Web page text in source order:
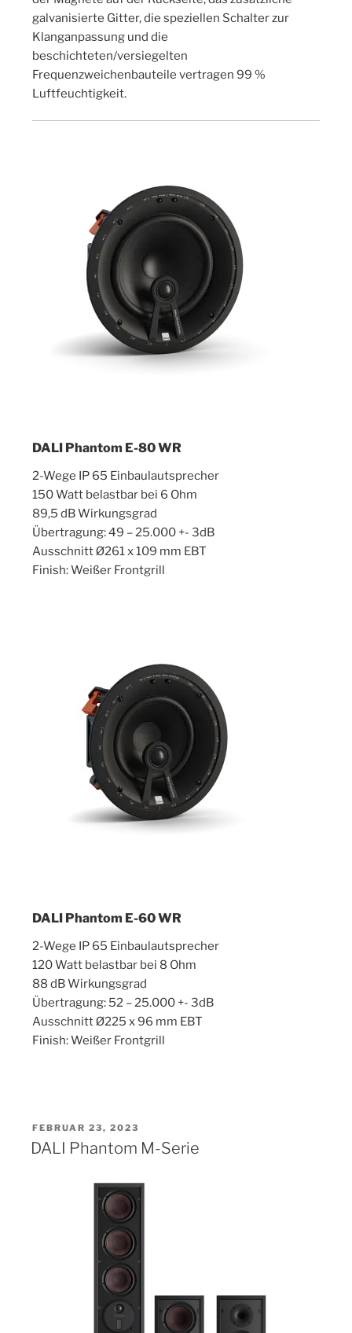
galvanisierte Gitter, die speziellen Schalter zur
Klanganpassung und die
beschichteten/versiegelten
Frequenzweichenbauteile vertragen 99 %
Luftfeuchtigkeit.
DALI Phantom E-80 WR
2-Wege IP 65 Einbaulautsprecher
150 Watt belastbar bei 6 Ohm
89,5 dB Wirkungsgrad
Übertragung: 49 – 25.000 +- 3dB
Ausschnitt Ø261 x 109 mm EBT
Finish: Weißer Frontgrill
DALI Phantom E-60 WR
2-Wege IP 65 Einbaulautsprecher
120 Watt belastbar bei 8 Ohm
88 dB Wirkungsgrad
Übertragung: 52 – 25.000 +- 3dB
Ausschnitt Ø225 x 96 mm EBT
Finish: Weißer Frontgrill
VERÖFFENTLICHT
AM
FEBRUAR 23, 2023
DALI Phantom M-Serie